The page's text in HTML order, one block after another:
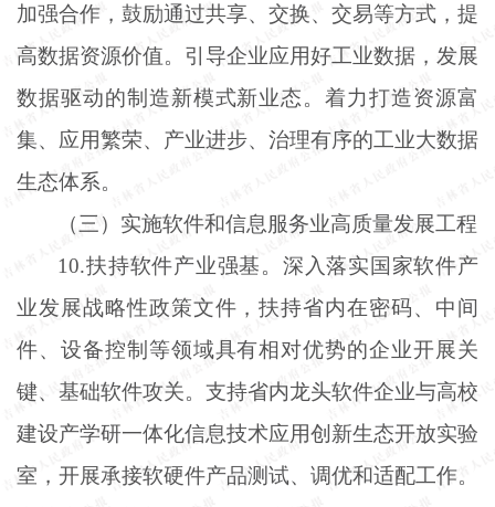
加强合作，鼓励通过共享、交换、交易等方式，提
高数据资源价值。引导企业应用好工业数据，发展
数据驱动的制造新模式新业态。着力打造资源富
集、应用繁荣、产业进步、治理有序的工业大数据
生态体系。
（三）实施软件和信息服务业高质量发展工程
10.扶持软件产业强基。深入落实国家软件产
业发展战略性政策文件，扶持省内在密码、中间
件、设备控制等领域具有相对优势的企业开展关
键、基础软件攻关。支持省内龙头软件企业与高校
建设产学研一体化信息技术应用创新生态开放实验
室，开展承接软硬件产品测试、调优和适配工作。